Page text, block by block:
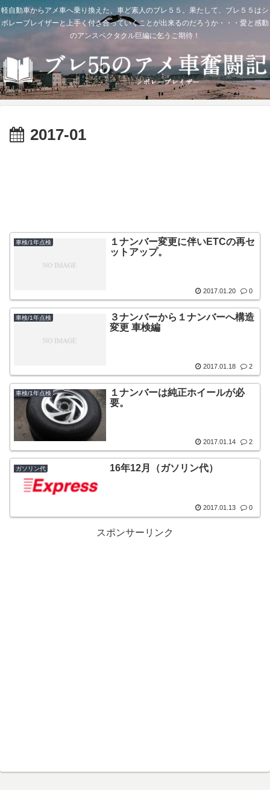
軽自動車からアメ車へ乗り換えた、車ど素人のブレ５５。果たして、ブレ５５はシ
ボレーブレイザーと上手く付き合っていくことが出来るのだろうか・・・愛と感動
のアンスペクタクル巨編に乞うご期待！
2017-01
車検/1年点検
１ナンバー変更に伴いETCの再セ
ットアップ。
2017.01.20 0
車検/1年点検
３ナンバーから１ナンバーへ構造
変更 車検編
2017.01.18 2
車検/1年点検
１ナンバーは純正ホイールが必
要。
2017.01.14 2
ガソリン代 16年12月（ガソリン代）
2017.01.13 0
スポンサーリンク